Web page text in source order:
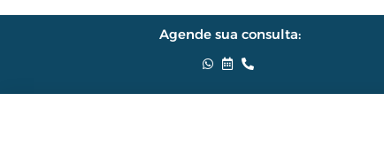
Agende sua consulta: